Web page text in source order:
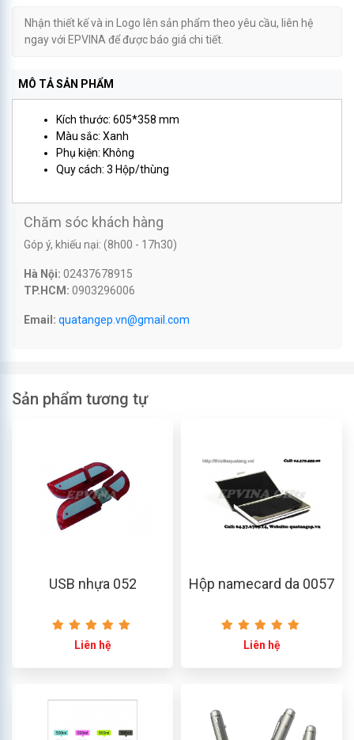
Nhận thiết kế và in Logo lên sản phẩm theo yêu cầu, liên hệ
ngay với EPVINA để được báo giá chi tiết.
MÔ TẢ SẢN PHẨM
Kích thước: 605*358 mm
Màu sắc: Xanh
Phụ kiện: Không
Quy cách: 3 Hộp/thùng
Chăm sóc khách hàng
Góp ý, khiếu nại: (8h00 - 17h30)
Hà Nội: 02437678915
TP.HCM: 0903296006
Email: quatangep.vn@gmail.com
Sản phẩm tương tự
USB nhựa 052
Liên hệ
Hộp namecard da 0057
Liên hệ